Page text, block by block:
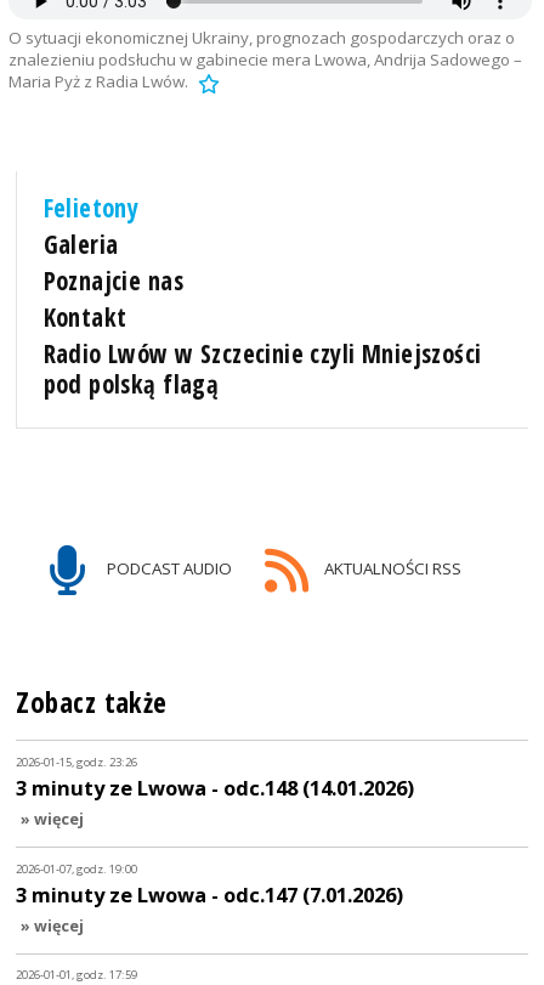
O sytuacji ekonomicznej Ukrainy, prognozach gospodarczych oraz o
znalezieniu podsłuchu w gabinecie mera Lwowa, Andrija Sadowego –
Maria Pyż z Radia Lwów.
Felietony
Galeria
Poznajcie nas
Kontakt
Radio Lwów w Szczecinie czyli Mniejszości
pod polską flagą
PODCAST AUDIO AKTUALNOŚCI RSS
Zobacz także
2026-01-15, godz. 23:26
3 minuty ze Lwowa - odc.148 (14.01.2026)
» więcej
2026-01-07, godz. 19:00
3 minuty ze Lwowa - odc.147 (7.01.2026)
» więcej
2026-01-01, godz. 17:59